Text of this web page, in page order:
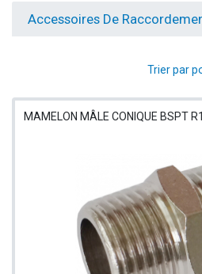
Accessoires De
Trier par
MAMELON MÂLE CONIQUE BSPT